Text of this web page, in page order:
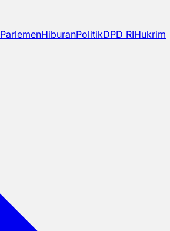
ParlemenHiburanPolitikDPD RIHukrim